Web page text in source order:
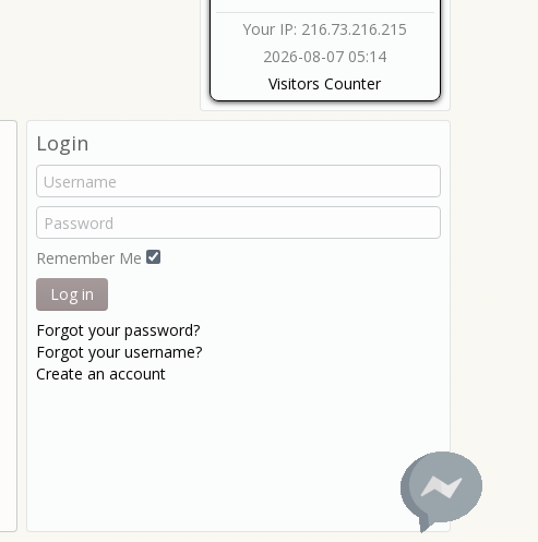
โปร่งใสภายใน สพท. ประจำ
ปีงบประมาณ
Your IP: 216.73.216.215
2026-08-07 05:14
Visitors Counter
Login
Remember Me
Log in
Forgot your password?
Forgot your username?
Create an account